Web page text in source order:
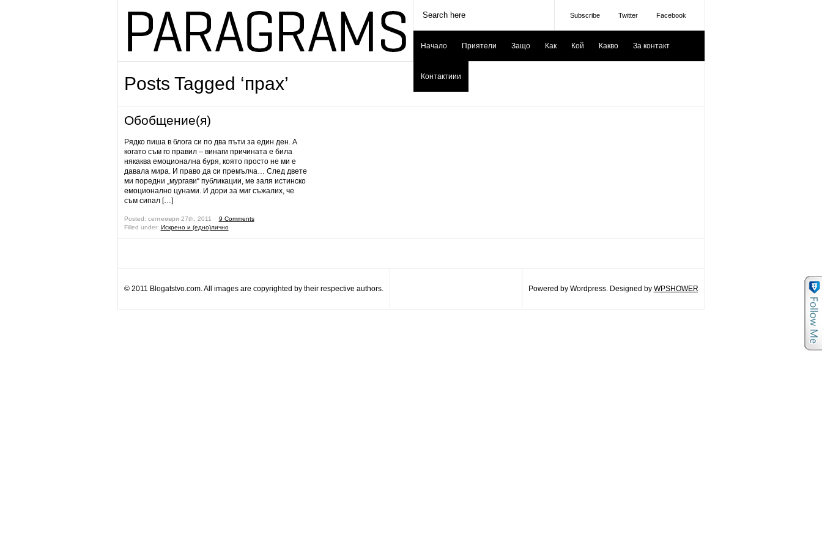
Subscribe Twitter Facebook
Начало Приятели Защо Как Кой Какво За контакт
Контактиии
Posts Tagged ‘прах’
Обобщение(я)
Рядко пиша в блога си по два пъти за един ден. А
когато съм го правил – винаги причината е била
някаква емоционална буря, която просто не ми е
давала мира. И право да си премълча… След двете
ми поредни „мургави“ публикации, ме заля истинско
емоционално цунами. И дори за миг съжалих, че
съм сипал […]
Posted: септември 27th, 2011 ˑ 9 Comments
Filled under: Искрено и (едно)лично
© 2011 Blogatstvo.com. All images are copyrighted by their respective authors. Powered by Wordpress. Designed by WPSHOWER